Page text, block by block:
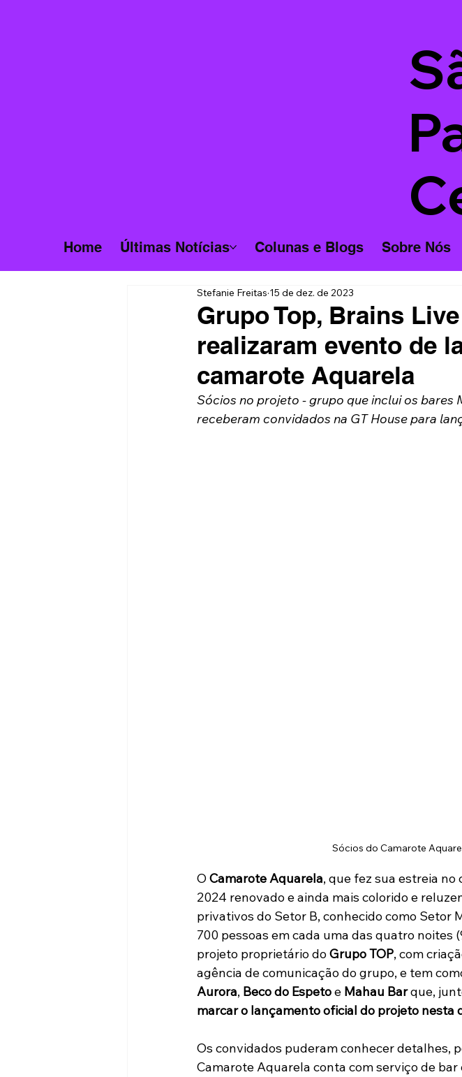
Home Últimas Notícias Colunas e Blogs Sobre Nós
Grupo Top, Brains
realizaram evento de
camarote Aquarela
Stefanie Freitas 15 de dez. de 2023
Sócios no projeto - grupo que inclui os bares
receberam convidados na GT House para
Sócios do Camarote
O Camarote Aquarela, que fez sua estreia
2024 renovado e ainda mais colorido e
privativos do Setor B, conhecido como Setor
700 pessoas em cada uma das quatro noites
projeto proprietário do Grupo TOP, com
agência de comunicação do grupo, e tem
Aurora, Beco do Espeto e Mahau Bar que,
marcar o lançamento oficial do projeto nesta
Os convidados puderam conhecer detalhes,
Camarote Aquarela conta com serviço de